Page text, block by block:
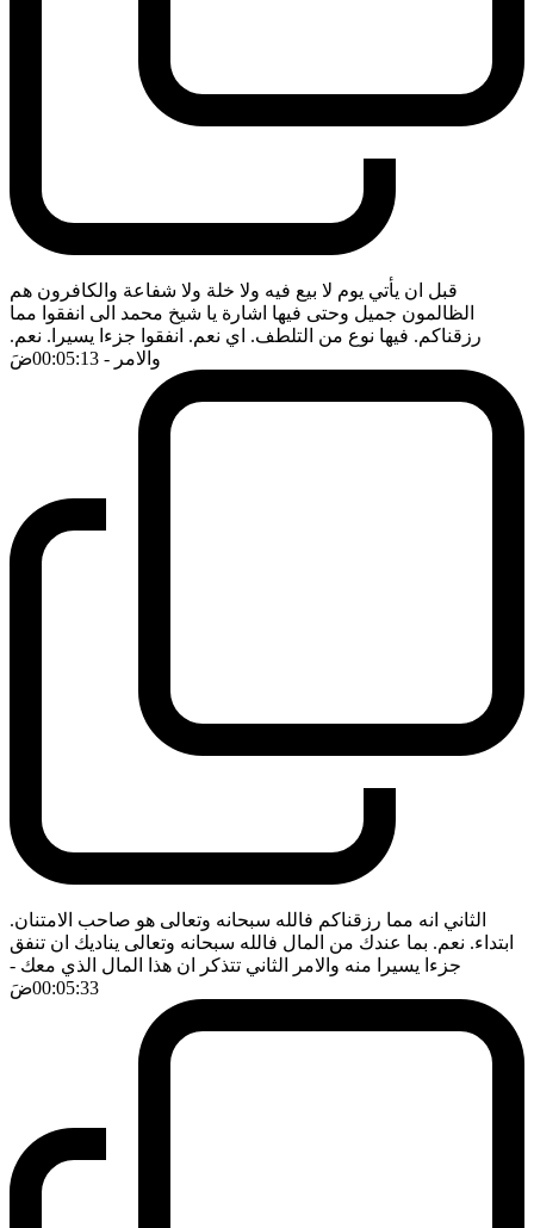
قبل ان يأتي يوم لا بيع فيه ولا خلة ولا شفاعة والكافرون هم
الظالمون جميل وحتى فيها اشارة يا شيخ محمد الى انفقوا مما
رزقناكم. فيها نوع من التلطف. اي نعم. انفقوا جزءا يسيرا. نعم.
والامر - 00:05:13 ضَ
الثاني انه مما رزقناكم فالله سبحانه وتعالى هو صاحب الامتنان.
ابتداء. نعم. بما عندك من المال فالله سبحانه وتعالى يناديك ان تنفق
جزءا يسيرا منه والامر الثاني تتذكر ان هذا المال الذي معك -
00:05:33ضَ